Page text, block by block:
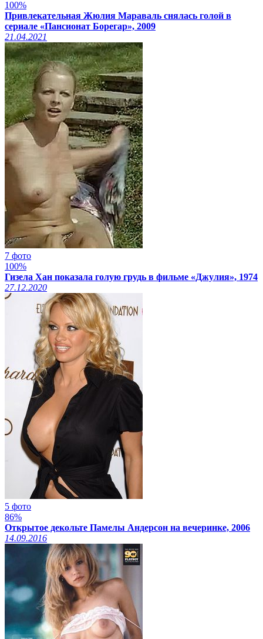
100%
Привлекательная Жюлия Мараваль снялась голой в
сериале «Пансионат Борегар», 2009
21.04.2021
7 фото
100%
Гизела Хан показала голую грудь в фильме «Джулия», 1974
27.12.2020
5 фото
86%
Открытое декольте Памелы Андерсон на вечеринке, 2006
14.09.2016